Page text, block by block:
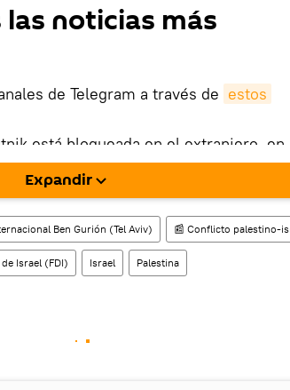
noticias más
de Telegram a través de estos
está bloqueada en el extranjero, en
e instalarla en tu dispositivo
en la red social rusa VK .
Expandir
Ben Gurión (Tel Aviv) 📰 Conflicto palestino-
Israel (FDI) Israel Palestina